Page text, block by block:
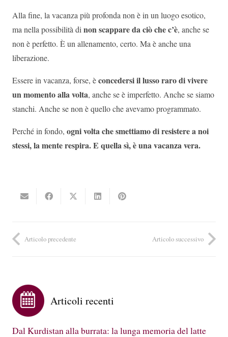
Alla fine, la vacanza più profonda non è in un luogo esotico,
ma nella possibilità dinon scappare da ciò che c’è, anche se
non è perfetto. È un allenamento, certo. Ma è anche una
liberazione.
Essere in vacanza, forse, èconcedersi il lusso raro di vivere
un momento alla volta, anche se è imperfetto. Anche se siamo
stanchi. Anche se non è quello che avevamo programmato.
Perché in fondo, ogni volta che smettiamo di resistere a noi
stessi, la mente respira. E quella sì, è una vacanza vera.
Articolo precedente Articolo successivo
Articoli recenti
Dal Kurdistan alla burrata: la lunga memoria del latte